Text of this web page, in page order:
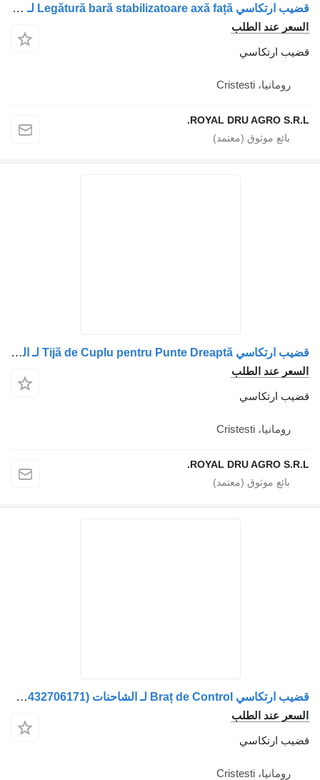
قضيب ارتكاسي Legătură bară stabilizatoare axă față لـ الشاحنات MAN – Coduri 81437186824, 81437185159, 81437186823
السعر عند الطلب
قضيب ارتكاسي
رومانيا، Cristesti
ROYAL DRU AGRO S.R.L.
قضيب ارتكاسي Tijă de Cuplu pentru Punte Dreaptă لـ الشاحنات MAN (cu Scală de Măsurare)
السعر عند الطلب
قضيب ارتكاسي
رومانيا، Cristesti
ROYAL DRU AGRO S.R.L.
قضيب ارتكاسي Braț de Control لـ الشاحنات MAN (81432706096, 81432706163, 81432206221, 81432706114, 81432706121, 81432706171)
السعر عند الطلب
قضيب ارتكاسي
رومانيا، Cristesti